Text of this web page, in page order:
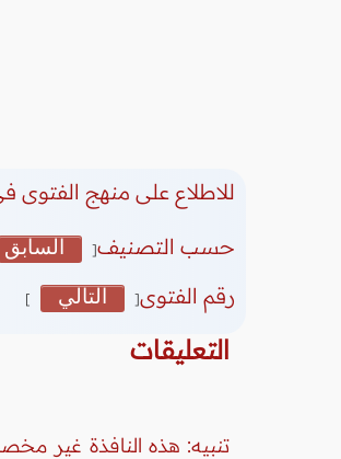
للاطلاع على منهج الفتوى
حسب التصنيف[ السابق
رقم الفتوى[ التالي ]
التعليقات
تنبيه: هذه النافذة غير